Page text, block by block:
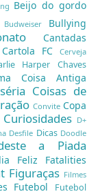
Beijo do gordo
Budweiser Bullying
Cantadas
Cartola FC Cerveja
Harper Chaves
Coisa Antiga
Coisas de
Convite Copa
Curiosidades D+
Desfile Dicas Doodle
a Piada
Feliz Fatalities
Figuraças Filmes
Futebol
Futebol